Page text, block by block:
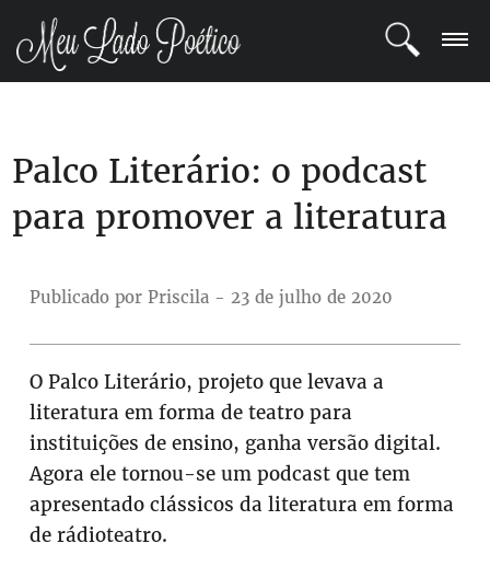
REGISTRO
POETAS
Palco Literário: o podcast
para promover a literatura
Publicado por Priscila - 23 de julho de 2020
O Palco Literário, projeto que levava a
literatura em forma de teatro para
instituições de ensino, ganha versão digital.
Agora ele tornou-se um podcast que tem
apresentado clássicos da literatura em forma
de rádioteatro.